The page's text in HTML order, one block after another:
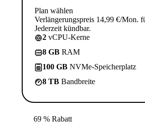
Plan wählen
Verlängerungspreis 14,99 €/Mon.
Jederzeit kündbar.
2 vCPU-Kerne
8 GB RAM
100 GB NVMe-Speicherplatz
8 TB Bandbreite
69 % Rabatt